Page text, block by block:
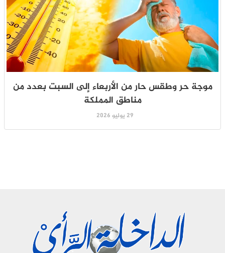
موجة حر وطقس حار من الأربعاء إلى السبت بعدد من
مناطق المملكة
29 يوليو 2026